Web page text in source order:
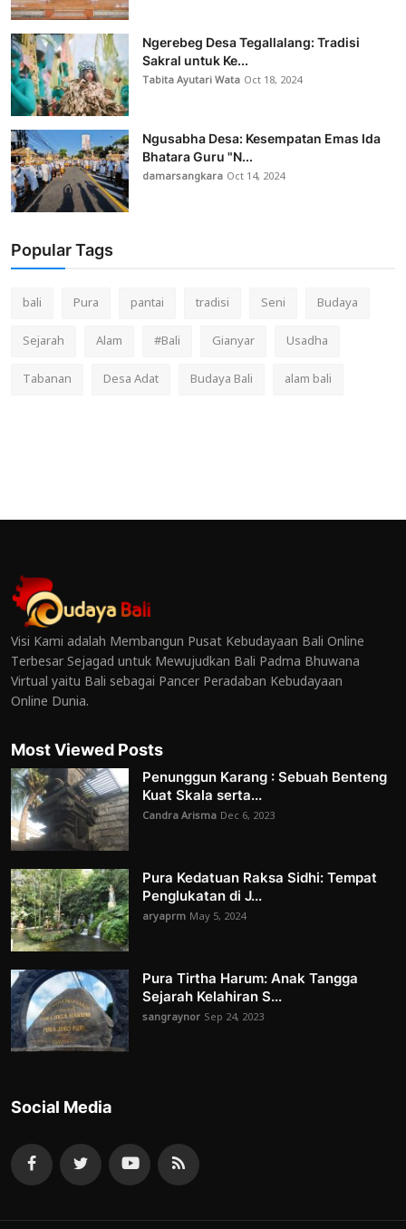
Ngerebeg Desa Tegallalang: Tradisi
Sakral untuk Ke...
Tabita Ayutari Wata Oct 18, 2024
Ngusabha Desa: Kesempatan Emas Ida
Bhatara Guru "N...
damarsangkara Oct 14, 2024
Popular Tags
bali Pura pantai tradisi Seni
Budaya
Sejarah
Alam #Bali Gianyar
Usadha
Tabanan
Desa Adat Budaya Bali alam bali
Visi Kami adalah Membangun Pusat Kebudayaan Bali Online
Terbesar Sejagad untuk Mewujudkan Bali Padma Bhuwana
Virtual yaitu Bali sebagai Pancer Peradaban Kebudayaan
Online Dunia.
Most Viewed Posts
Penunggun Karang : Sebuah Benteng
Kuat Skala serta...
Candra Arisma Dec 6, 2023
Pura Kedatuan Raksa Sidhi: Tempat
Penglukatan di J...
aryaprm May 5, 2024
Pura Tirtha Harum: Anak Tangga
Sejarah Kelahiran S...
sangraynor Sep 24, 2023
Social Media